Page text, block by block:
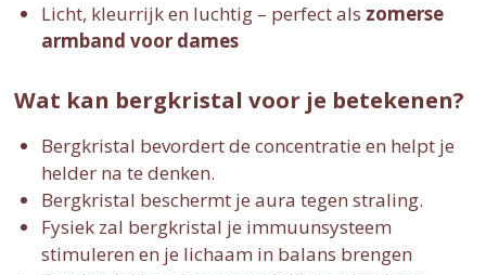
Licht, kleurrijk en luchtig – perfect als zomerse
armband voor dames
Wat kan bergkristal voor je betekenen?
Bergkristal bevordert de concentratie en helpt je
helder na te denken.
Bergkristal beschermt je aura tegen straling.
Fysiek zal bergkristal je immuunsysteem
stimuleren en je lichaam in balans brengen